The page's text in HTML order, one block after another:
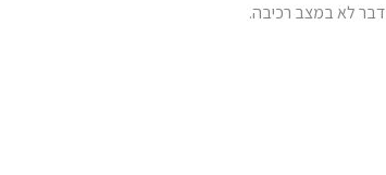
דבר לא במצב רכיבה.